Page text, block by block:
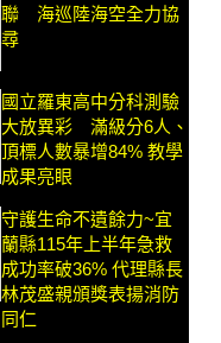
聯 海巡陸海空全力協
尋
國立羅東高中分科測驗
大放異彩 滿級分6人、
頂標人數暴增84% 教學
成果亮眼
守護生命不遺餘力~宜
蘭縣115年上半年急救
成功率破36% 代理縣長
林茂盛親頒獎表揚消防
同仁